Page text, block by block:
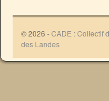
© 2026 -CADE : Collectif
des Landes